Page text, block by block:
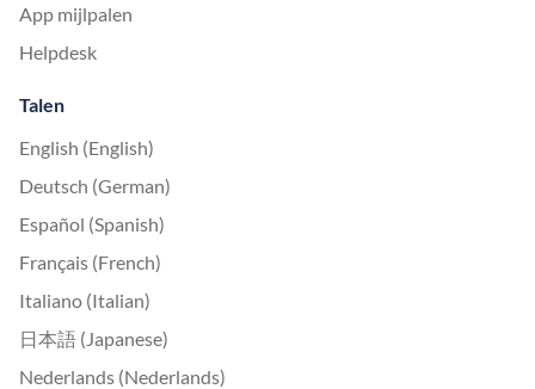
App mijlpalen
Helpdesk
Talen
English (English)
Deutsch (German)
Español (Spanish)
Français (French)
Italiano (Italian)
日本語 (Japanese)
Nederlands (Nederlands)